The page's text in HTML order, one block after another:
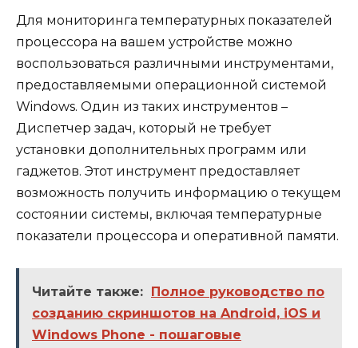
Для мониторинга температурных показателей
процессора на вашем устройстве можно
воспользоваться различными инструментами,
предоставляемыми операционной системой
Windows. Один из таких инструментов –
Диспетчер задач, который не требует
установки дополнительных программ или
гаджетов. Этот инструмент предоставляет
возможность получить информацию о текущем
состоянии системы, включая температурные
показатели процессора и оперативной памяти.
Читайте также:
Полное руководство по
созданию скриншотов на Android, iOS и
Windows Phone - пошаговые